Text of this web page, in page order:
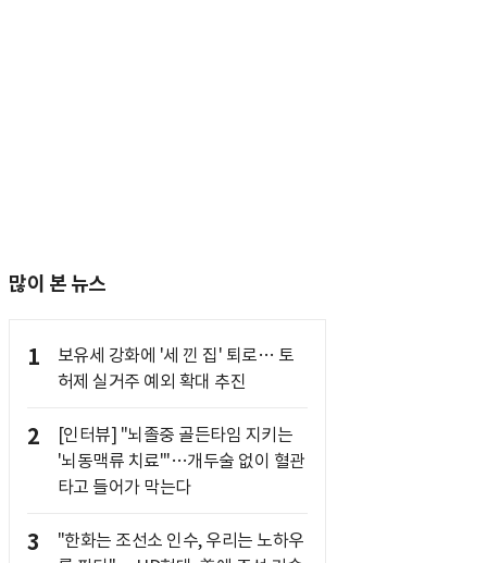
많이 본 뉴스
1
보유세 강화에 '세 낀 집' 퇴로… 토
허제 실거주 예외 확대 추진
2
[인터뷰] "뇌졸중 골든타임 지키는
'뇌동맥류 치료'"…개두술 없이 혈관
타고 들어가 막는다
3
"한화는 조선소 인수, 우리는 노하우